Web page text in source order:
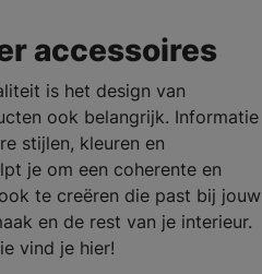
accessoires
is het design van
ook belangrijk. Informatie
stijlen, kleuren en
je om een coherente en
te creëren die past bij jouw
en de rest van je interieur.
vind je hier!